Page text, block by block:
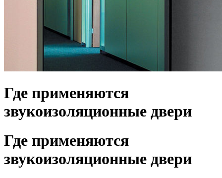
Где применяются
звукоизоляционные двери
Где применяются
звукоизоляционные двери